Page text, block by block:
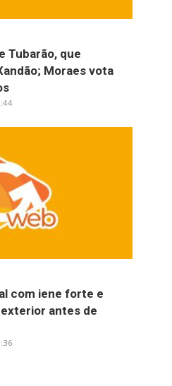
Tubarão, que
Moraes vota
com iene forte e
antes de